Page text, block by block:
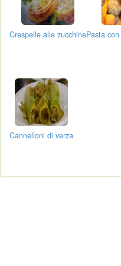
Crespelle alle zucchinePasta
Cannelloni di verza